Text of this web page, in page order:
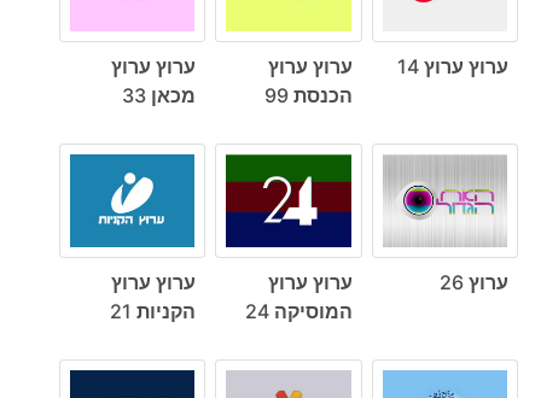
ערוץ ערוץ 14
ערוץ ערוץ
הכנסת 99
ערוץ ערוץ
מכאן 33
ערוץ 26
ערוץ ערוץ
המוסיקה 24
ערוץ ערוץ
הקניות 21